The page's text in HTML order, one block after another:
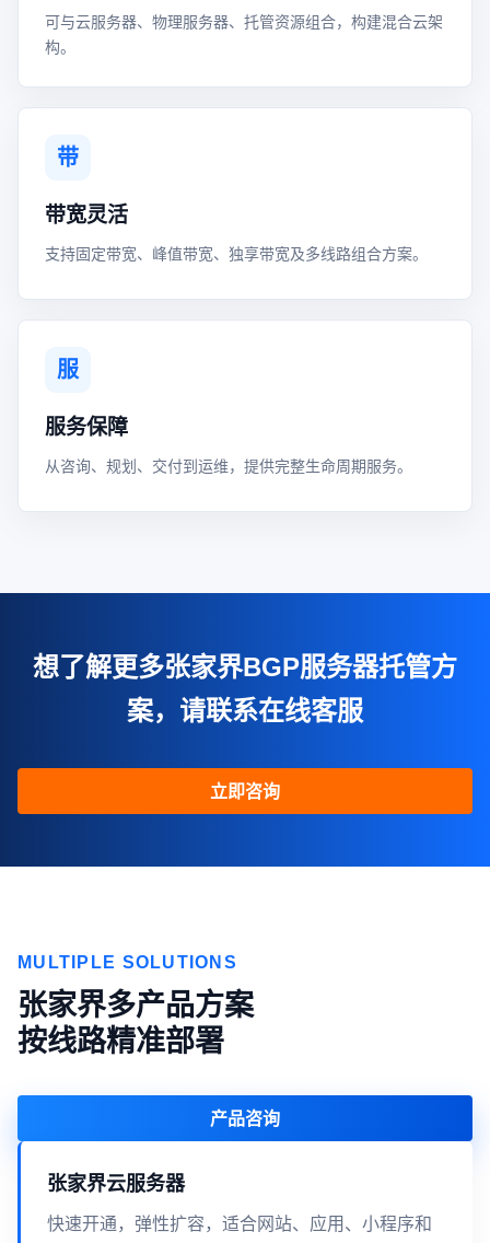
可与云服务器、物理服务器、托管资源组合，构建混合云架
构。
带
带宽灵活
支持固定带宽、峰值带宽、独享带宽及多线路组合方案。
服
服务保障
从咨询、规划、交付到运维，提供完整生命周期服务。
想了解更多张家界BGP服务器托管方
案，请联系在线客服
立即咨询
MULTIPLE SOLUTIONS
张家界多产品方案
按线路精准部署
产品咨询
张家界云服务器
快速开通，弹性扩容，适合网站、应用、小程序和